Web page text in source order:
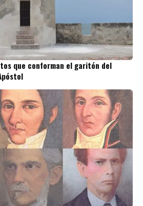
que conforman el garitón del